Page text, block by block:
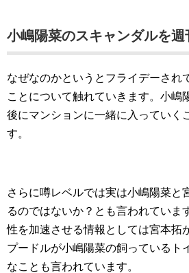
小嶋陽菜のスキャンダルを週
なぜなのかというとフライデーされ
ことについて触れていきます。小嶋
後にマンションに一緒に入っていく
す。
さらに噂レベルでは実は小嶋陽菜と
るのではないか？とも言われていま
性を加速させる情報としては宮本拓
プードルが小嶋陽菜の飼っているト
なことも言われています。